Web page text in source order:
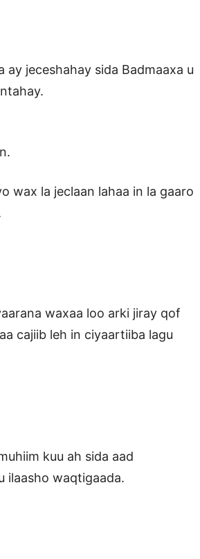
jeceshahay sida Badmaaxa u
wax la jeclaan lahaa in la gaaro
waxaa loo arki jiray qof
cajiib leh in ciyaartiiba lagu
kuu ah sida aad
ilaasho waqtigaada.